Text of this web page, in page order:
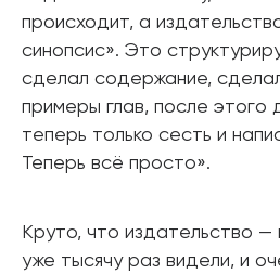
происходит, а
синопсис». Это
сделал содержание,
примеры глав, после этого
теперь только сесть и
Теперь всё просто».
Круто, что издательство —
уже тысячу раз видели, и